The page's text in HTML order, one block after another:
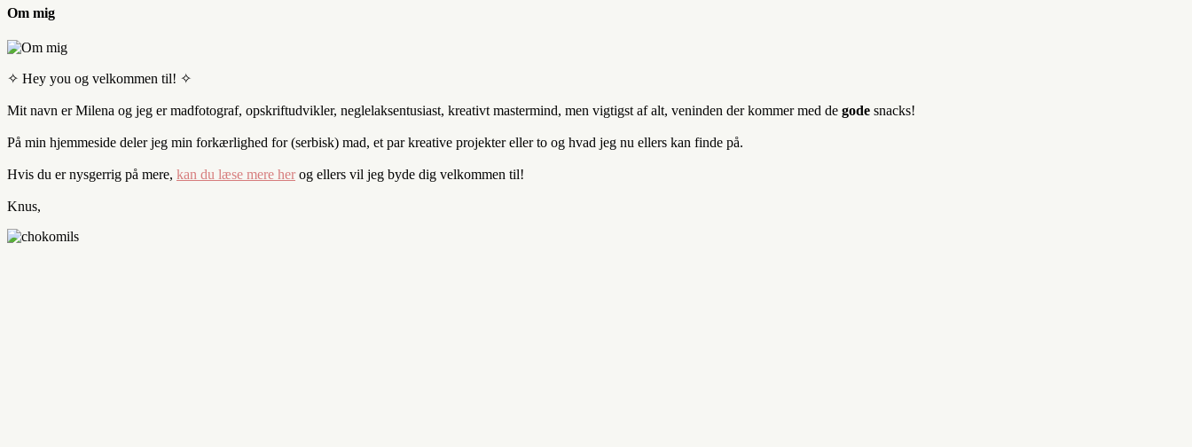
Om mig
✧ Hey you og velkommen til! ✧
Mit navn er Milena og jeg er madfotograf, opskriftudvikler, neglelaksentusiast, kreativt mastermind, men vigtigst af alt, veninden der kommer med de gode snacks!
På min hjemmeside deler jeg min forkærlighed for (serbisk) mad, et par kreative projekter eller to og hvad jeg nu ellers kan finde på.
Hvis du er nysgerrig på mere, kan du læse mere her og ellers vil jeg byde dig velkommen til!
Knus,